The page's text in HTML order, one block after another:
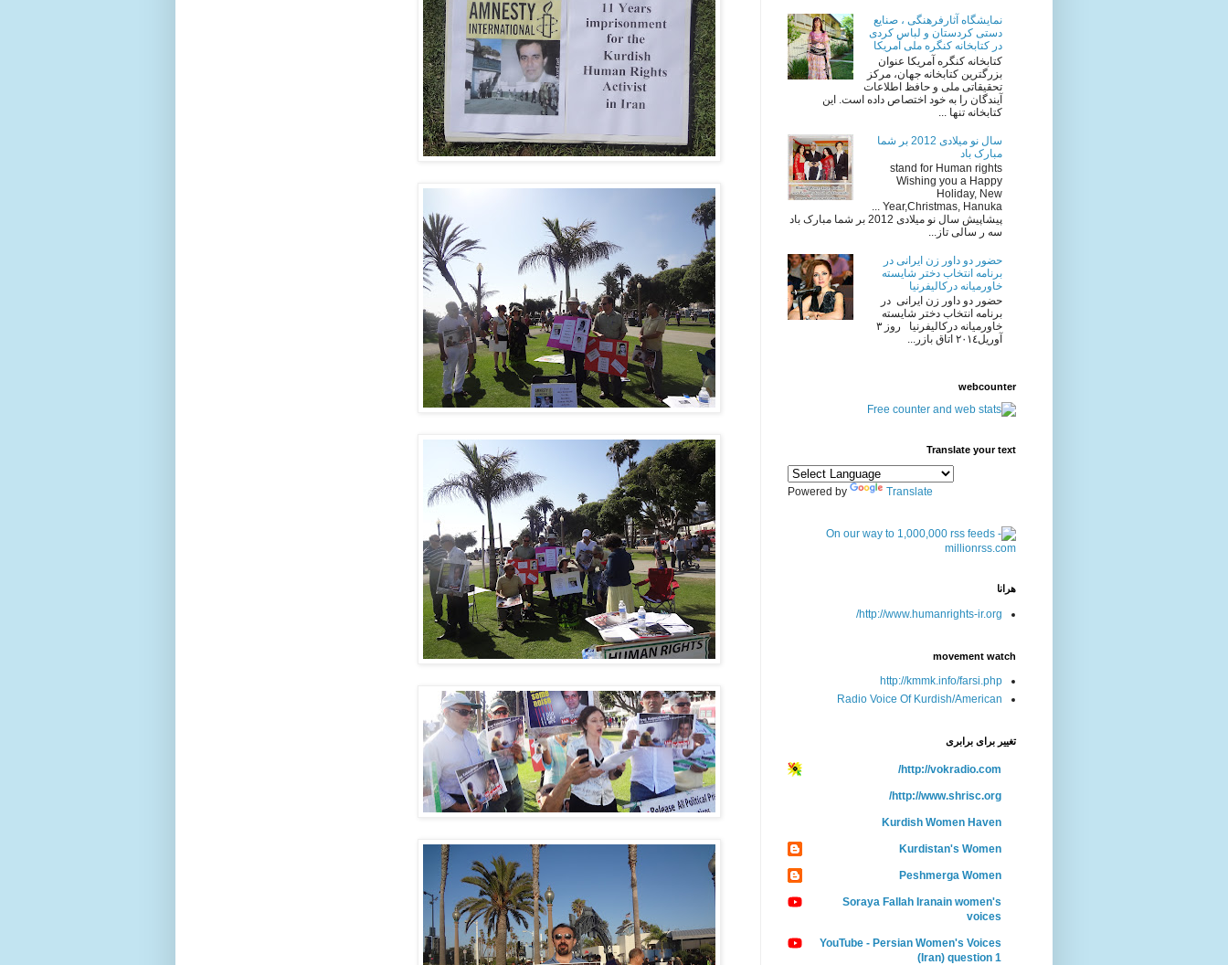
نمایشگاه آثارفرهنگی ، صنایع
دستی کردستان و لباس کردی
در کتابخانه کنگره ملی آمریکا
کتابخانه کنگره آمریکا عنوان
بزرگترین کتابخانه جهان، مرکز
تحقیقاتی ملی و حافظ اطلاعات
آیندگان را به خود اختصاص داده است. این
کتابخانه تنها ...
سال نو میلادی 2012 بر شما
مبارک باد
stand for Human rights
Wishing you a Happy
Holiday, New
Year,Christmas, Hanuka ...
پیشاپیش سال نو میلادی 2012 بر شما مبارک باد
سه ر سالی تاز...
حضور دو داور زن ایرانی در
برنامه انتخاب دختر شایسته
خاورمیانه درکالیفرنیا
حضور دو داور زن ایرانی در
برنامه انتخاب دختر شایسته
خاورمیانه درکالیفرنیا روز ٣
آوريل٢٠١٤ اتاق بازر...
webcounter
Translate your text
Powered by Translate
هرانا
http://www.humanrights-ir.org/
movement watch
http://kmmk.info/farsi.php
Radio Voice Of Kurdish/American
تغییر برای برابری
http://vokradio.com/
http://www.shrisc.org/
Kurdish Women Haven
Kurdistan's Women
Peshmerga Women
Soraya Fallah Iranain women's
voices
YouTube - Persian Women's Voices
(Iran) question 1